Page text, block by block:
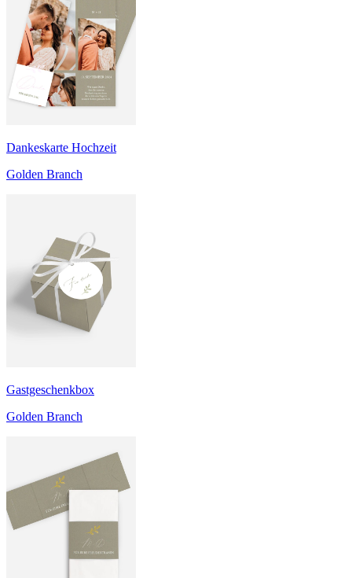
Dankeskarte Hochzeit
Golden Branch
Gastgeschenkbox
Golden Branch